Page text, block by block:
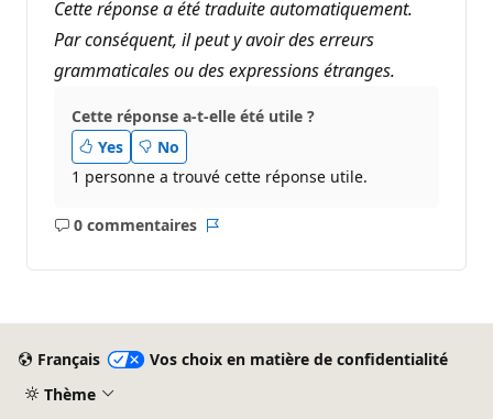
Cette réponse a été traduite automatiquement.
Par conséquent, il peut y avoir des erreurs
grammaticales ou des expressions étranges.
Cette réponse a-t-elle été utile ?
Yes
No
1 personne a trouvé cette réponse utile.
0 commentaires
Aucun
Français
Vos choix en matière de confidentialité
Thème